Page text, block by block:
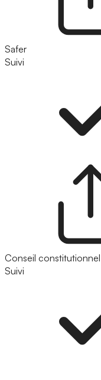
Safer
Suivi
Conseil constitutionnel
Suivi